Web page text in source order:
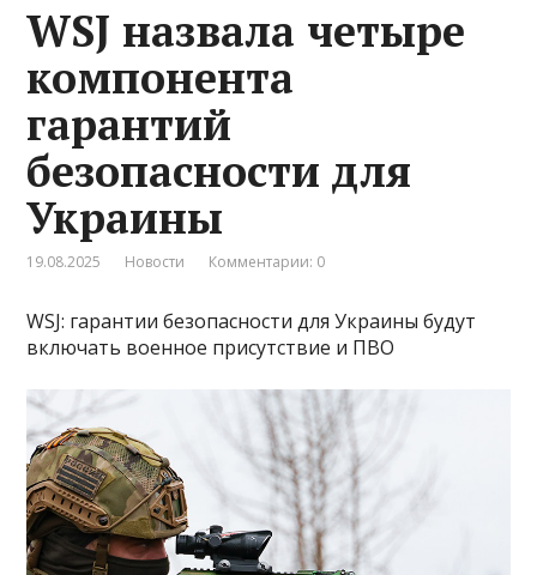
WSJ назвала четыре
компонента
гарантий
безопасности для
Украины
19.08.2025 Новости Комментарии: 0
WSJ: гарантии безопасности для Украины будут
включать военное присутствие и ПВО